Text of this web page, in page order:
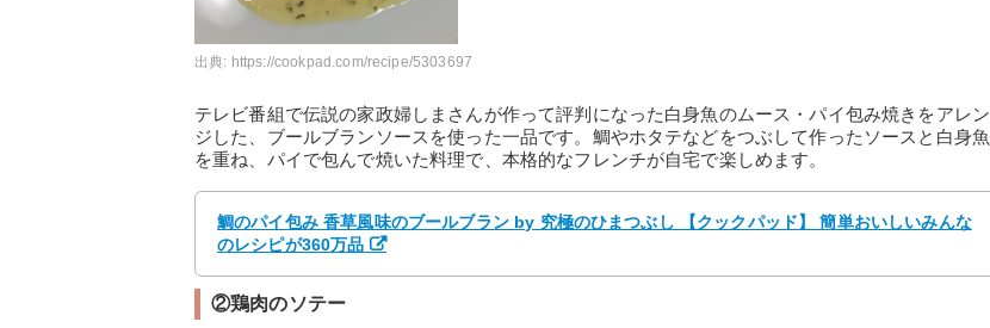
出典: https://cookpad.com/recipe/5303697
テレビ番組で伝説の家政婦しまさんが作って評判になった白身魚のムース・パイ包み焼きをアレン
ジした、ブールブランソースを使った一品です。鯛やホタテなどをつぶして作ったソースと白身魚
を重ね、パイで包んで焼いた料理で、本格的なフレンチが自宅で楽しめます。
鯛のパイ包み 香草風味のブールブラン by 究極のひまつぶし 【クックパッド】 簡単おいしいみんな
のレシピが360万品
②鶏肉のソテー